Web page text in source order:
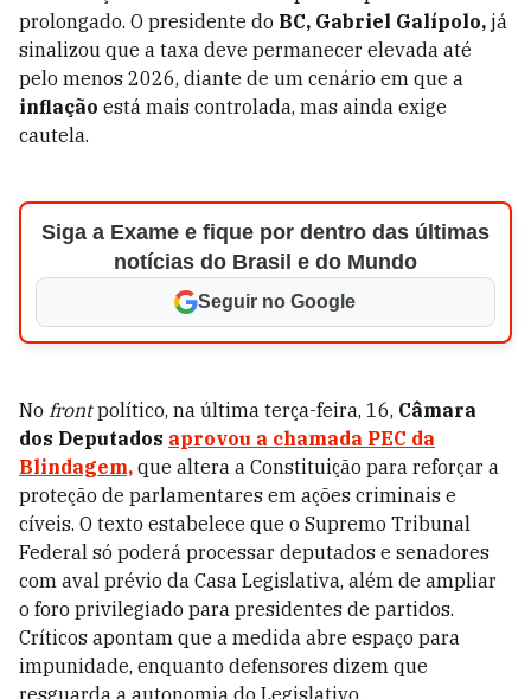
prolongado. O presidente do BC, Gabriel Galípolo, já
sinalizou que a taxa deve permanecer elevada até
pelo menos 2026, diante de um cenário em que a
inflação está mais controlada, mas ainda exige
cautela.
Siga a Exame e fique por dentro das últimas
notícias do Brasil e do Mundo
Seguir no Google
No frontpolítico, na última terça-feira, 16, Câmara
dos Deputados aprovou a chamada PEC da
Blindagem, que altera a Constituição para reforçar a
proteção de parlamentares em ações criminais e
cíveis. O texto estabelece que o Supremo Tribunal
Federal só poderá processar deputados e senadores
com aval prévio da Casa Legislativa, além de ampliar
o foro privilegiado para presidentes de partidos.
Críticos apontam que a medida abre espaço para
impunidade, enquanto defensores dizem que
resguarda a autonomia do Legislativo.